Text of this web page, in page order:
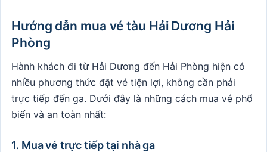
Hướng dẫn mua vé tàu Hải Dương Hải
Phòng
Hành khách đi từ Hải Dương đến Hải Phòng hiện có
nhiều phương thức đặt vé tiện lợi, không cần phải
trực tiếp đến ga. Dưới đây là những cách mua vé phổ
biến và an toàn nhất:
1. Mua vé trực tiếp tại nhà ga